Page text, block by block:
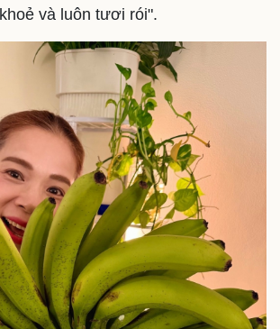
khoẻ và luôn tươi rói".